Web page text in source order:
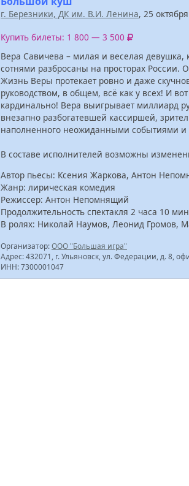
г. Березники, ДК им. В.И. Ленина, 25
Купить билеты: 1 800 — 3 500
Вера Савичева – милая и веселая девушка,
сотнями разбросаны на просторах России.
Жизнь Веры протекает ровно и даже
руководством, в общем, всё как у всех! И
кардинально! Вера выигрывает миллиард
внезапно разбогатевшей кассиршей,
наполненного неожиданными событиями и
В составе исполнителей возможны
Автор пьесы: Ксения Жаркова, Антон
Жанр: лирическая комедия
Режиссер: Антон Непомнящий
Продолжительность спектакля 2 часа 10
В ролях: Николай Наумов, Леонид Громов,
Организатор:ООО "Большая игра"
Адрес: 432071, г. Ульяновск, ул. Федерации, д. 8,
ИНН: 7300001047